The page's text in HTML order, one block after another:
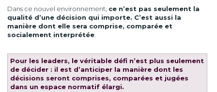
Dans ce nouvel environnement, ce n’est pas seulement la
qualité d’une décision qui importe. C’est aussi la
manière dont elle sera comprise, comparée et
socialement interprétée.
Pour les leaders, le véritable défi n’est plus seulement
de décider : il est d’anticiper la manière dont les
décisions seront comprises, comparées et jugées
dans un espace normatif élargi.